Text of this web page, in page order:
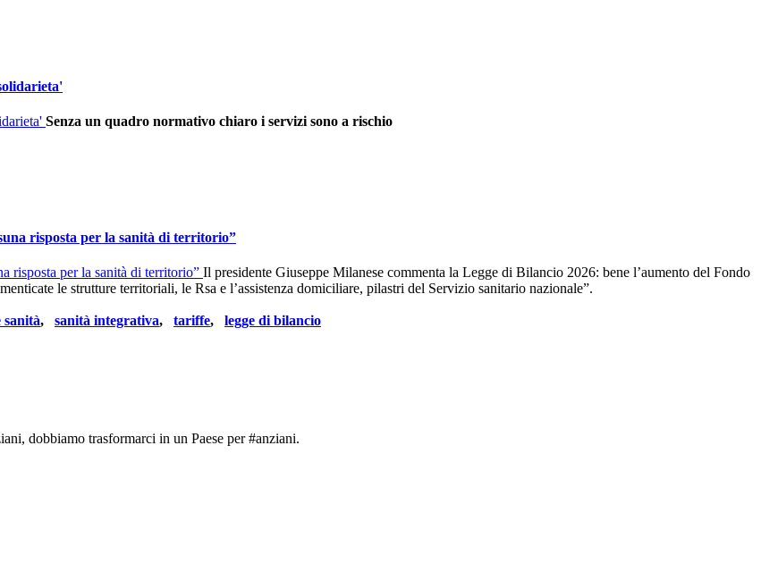
Senza un quadro normativo chiaro i servizi sono a rischio
risposta per la sanità di territorio”
Il presidente Giuseppe Milanese commenta la Legge di Bilancio 2026: bene l’aumento del Fondo
le strutture territoriali, le Rsa e l’assistenza domiciliare, pilastri del Servizio sanitario nazionale”.
sanità, sanità integrativa, tariffe, legge di bilancio
dobbiamo trasformarci in un Paese per #anziani.